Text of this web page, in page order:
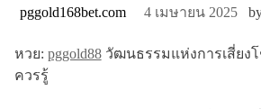
pggold168bet.com 4 เมษายน 2025
หวย: pggold88วัฒนธรรมแห่งการเสี่ยง
ควรรู้